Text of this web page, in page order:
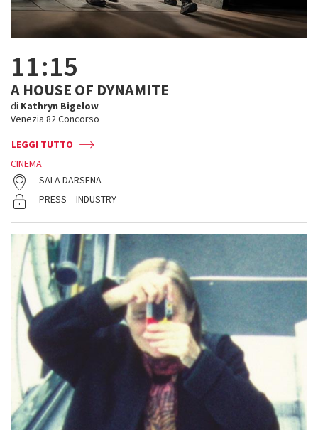
11:15
A HOUSE OF DYNAMITE
di Kathryn Bigelow
Venezia 82 Concorso
LEGGI TUTTO
CINEMA
SALA DARSENA
PRESS – INDUSTRY